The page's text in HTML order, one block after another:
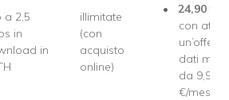
a 2,5
in
in
illimitate
(con
acquisto
online)
24,90
con attiva
un’offerta
dati
da 9,99
€/mese